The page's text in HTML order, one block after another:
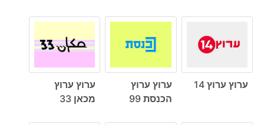
ערוץ ערוץ 14
ערוץ ערוץ
הכנסת 99
ערוץ ערוץ
מכאן 33